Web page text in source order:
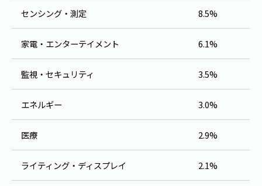
センシング・測定 8.5%
家電・エンターテイメント 6.1%
監視・セキュリティ 3.5%
エネルギー 3.0%
医療 2.9%
ライティング・ディスプレイ 2.1%